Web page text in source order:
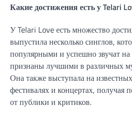
Какие достижения есть у Telari
У Telari Love есть множество
выпустила несколько синглов,
популярными и успешно звучат
признаны лучшими в различных
Она также выступала на
фестивалях и концертах, получая
от публики и критиков.